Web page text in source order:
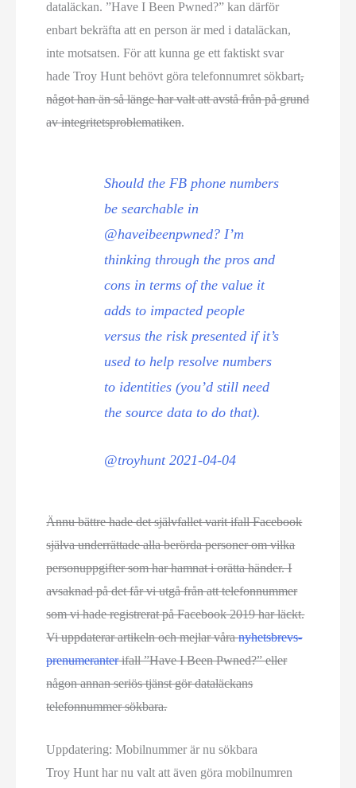
dataläckan. ”Have I Been Pwned?” kan därför
enbart bekräfta att en person är med i dataläckan,
inte motsatsen. För att kunna ge ett faktiskt svar
hade Troy Hunt behövt göra telefonnumret sökbart,
något han än så länge har valt att avstå från på grund
av integritetsproblematiken.
Should the FB phone numbers
be searchable in
@haveibeenpwned? I’m
thinking through the pros and
cons in terms of the value it
adds to impacted people
versus the risk presented if it’s
used to help resolve numbers
to identities (you’d still need
the source data to do that).
@troyhunt 2021-04-04
Ännu bättre hade det självfallet varit ifall Facebook
själva underrättade alla berörda personer om vilka
personuppgifter som har hamnat i orätta händer. I
avsaknad på det får vi utgå från att telefonnummer
som vi hade registrerat på Facebook 2019 har läckt.
Vi uppdaterar artikeln och mejlar våranyhetsbrevs­­
prenumeranterifall ”Have I Been Pwned?” eller
någon annan seriös tjänst gör dataläckans
telefonnummer sökbara.
Uppdatering: Mobilnummer är nu sökbara
Troy Hunt har nu valt att även göra mobilnumren